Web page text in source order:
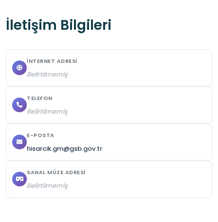
Yüksek sesle konuşulmamalı, koşulmamalı ve
İletişim Bilgileri
İNTERNET ADRESI
Belirtilmemiş
TELEFON
Belirtilmemiş
E-POSTA
hisarcik.gm@gsb.gov.tr
SANAL MÜZE ADRESI
Belirtilmemiş